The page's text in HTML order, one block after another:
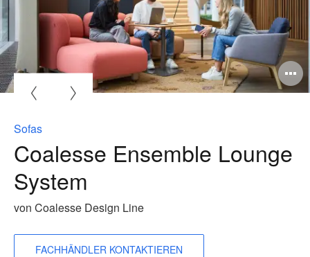
Sofas
Coalesse Ensemble Lounge
System
von Coalesse Design Line
FACHHÄNDLER KONTAKTIEREN